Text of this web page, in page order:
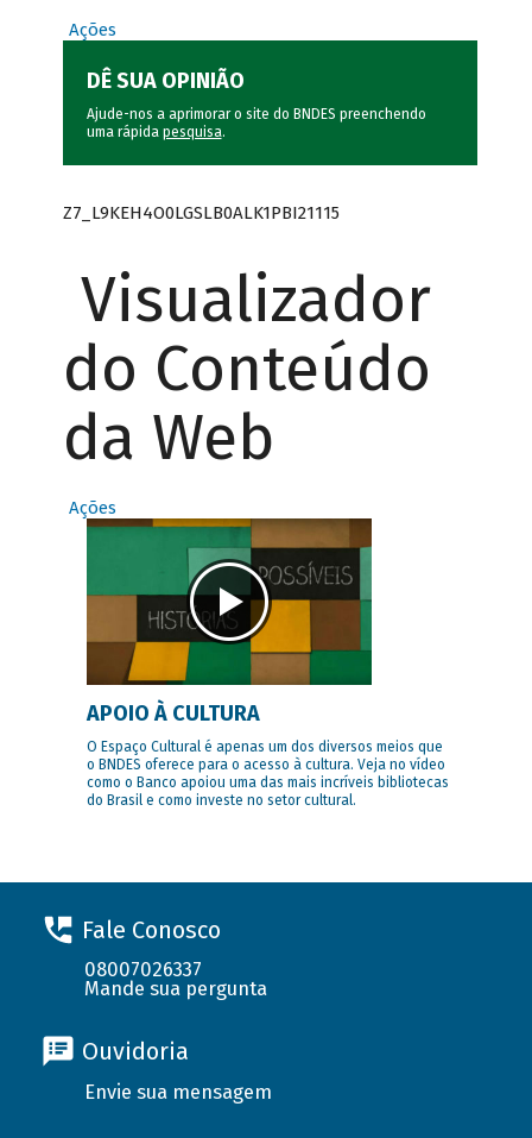
Ações
DÊ SUA OPINIÃO
Ajude-nos a aprimorar o site do BNDES preenchendo
uma rápida pesquisa.
Z7_L9KEH4O0LGSLB0ALK1PBI21115
Visualizador
do Conteúdo
da Web
Ações
APOIO À CULTURA
O Espaço Cultural é apenas um dos diversos meios que
o BNDES oferece para o acesso à cultura. Veja no vídeo
como o Banco apoiou uma das mais incríveis bibliotecas
do Brasil e como investe no setor cultural.
Fale Conosco
08007026337
Mande sua pergunta
Ouvidoria
Envie sua mensagem